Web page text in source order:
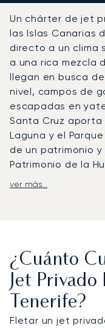
Un chárter de jet
las Islas Canarias
directo a un clima
a una rica mezcla
llegan en busca
nivel, campos de
escapadas en
Santa Cruz aporta
Laguna y el
de un patrimonio
Patrimonio de la
LunaJets organiza
Cruz y La Laguna.
ofrecen
se puede llegar a
a El Hierro en
alternativa rápida
ver más...
¿Cuánto
Jet
Tenerife?
Fletar un jet